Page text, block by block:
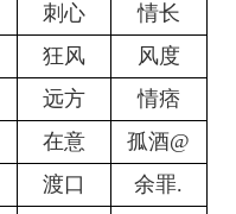
刺心
情长
狂风
风度
远方
情痞
在意
孤酒@
渡口
余罪.